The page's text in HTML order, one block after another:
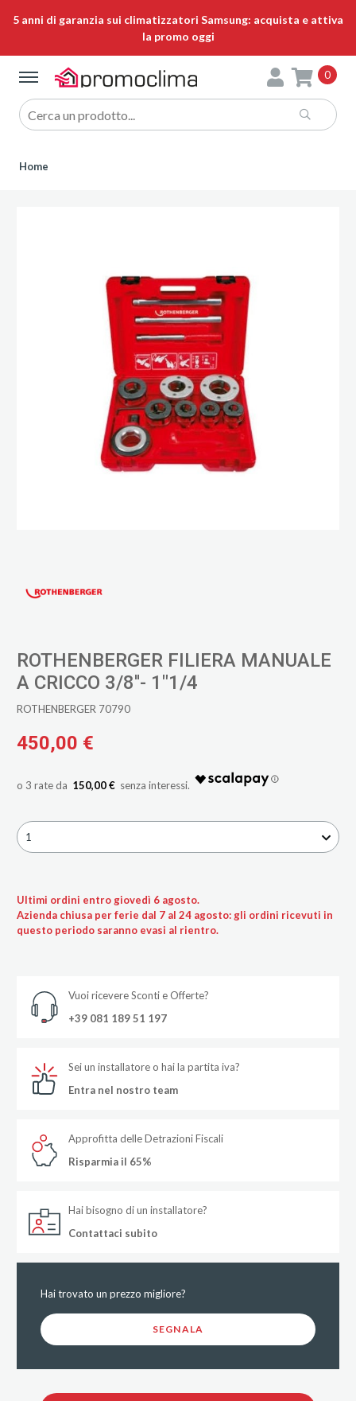
5 anni di garanzia sui climatizzatori Samsung: acquista e attiva
la promo oggi
0
Home
ROTHENBERGER FILIERA MANUALE
A CRICCO 3/8''- 1"1/4
ROTHENBERGER 70790
450,00 €
150,00 €
1
Ultimi ordini entro giovedì 6 agosto.
Azienda chiusa per ferie dal 7 al 24 agosto: gli ordini ricevuti in
questo periodo saranno evasi al rientro.
Vuoi ricevere Sconti e Offerte?
+39 081 189 51 197
Sei un installatore o hai la partita iva?
Entra nel nostro team
Approfitta delle Detrazioni Fiscali
Risparmia il 65%
Hai bisogno di un installatore?
Contattaci subito
Hai trovato un prezzo migliore?
SEGNALA